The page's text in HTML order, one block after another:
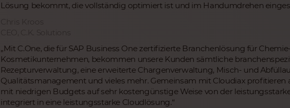
Lösung bekommt, die vollständig optimiert ist und im Handumdrehen
„Mit C.One, die für SAP Business One zertifizierte Branchenlösung für
Kosmetikunternehmen, bekommen unsere Kunden sämtliche
Rezepturverwaltung, eine erweiterte Chargenverwaltung, Misch- und
Qualitätsmanagement und vieles mehr. Gemeinsam mit Cloudiax profitieren
mit niedrigen Budgets auf sehr kostengünstige Weise von der
integriert in eine leistungsstarke Cloudlösung.“